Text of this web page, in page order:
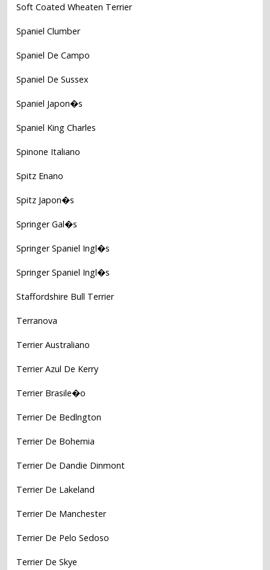
Soft Coated Wheaten Terrier
Spaniel Clumber
Spaniel De Campo
Spaniel De Sussex
Spaniel Japon�s
Spaniel King Charles
Spinone Italiano
Spitz Enano
Spitz Japon�s
Springer Gal�s
Springer Spaniel Ingl�s
Springer Spaniel Ingl�s
Staffordshire Bull Terrier
Terranova
Terrier Australiano
Terrier Azul De Kerry
Terrier Brasile�o
Terrier De Bedlngton
Terrier De Bohemia
Terrier De Dandie Dinmont
Terrier De Lakeland
Terrier De Manchester
Terrier De Pelo Sedoso
Terrier De Skye